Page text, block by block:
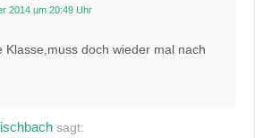
2014 um 20:49 Uhr
doch wieder mal nach
sagt: